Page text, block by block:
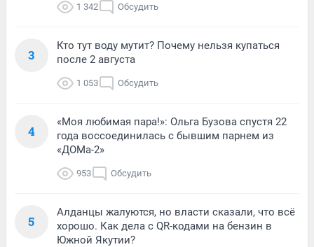
1 342 Обсудить
3
Кто тут воду мутит? Почему нельзя купаться
после 2 августа
1 053 Обсудить
4
«Моя любимая пара!»: Ольга Бузова спустя 22
года воссоединилась с бывшим парнем из
«ДОМа-2»
953 Обсудить
5
Алданцы жалуются, но власти сказали, что всё
хорошо. Как дела с QR-кодами на бензин в
Южной Якутии?